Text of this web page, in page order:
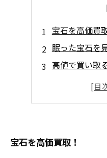
宝石を高価買
眠った宝石を
高値で買い取
あなたも宝石
宝石を高価買取！